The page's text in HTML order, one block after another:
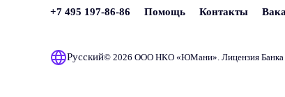
+7 495 197-86-86 Помощь Контакты
Русский© 2026 ООО НКО «ЮМани». Лицензия